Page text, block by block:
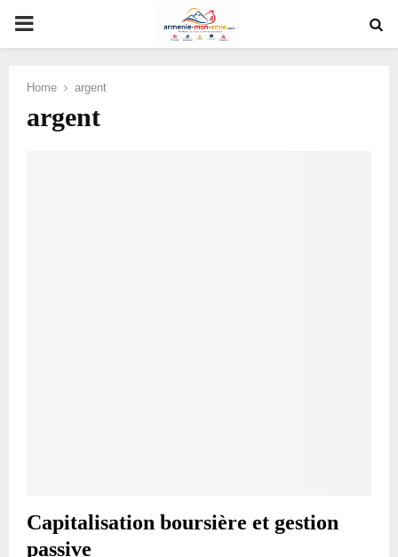
PRIMARY
Home argent
argent
Capitalisation boursière et gestion
passive